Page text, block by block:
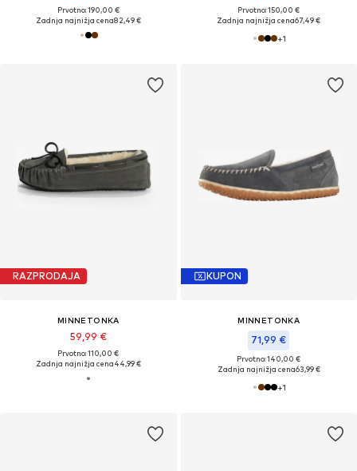
Prvotno: 190,00 €
Zadnja najnižja cena82,49 €
Prvotno: 150,00 €
Zadnja najnižja cena67,49 €
+1
RAZPRODAJA
MINNETONKA
59,99 €
Prvotno: 110,00 €
Zadnja najnižja cena44,99 €
KUPON
MINNETONKA
71,99 €
Prvotno: 140,00 €
Zadnja najnižja cena63,99 €
+1